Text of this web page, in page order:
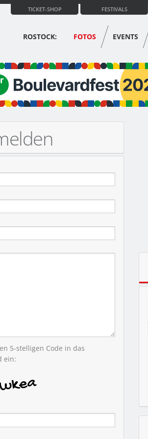
FESTIVALS
TICKET-SHOP
ROSTOCK: FOTOS EVENTS
5-stelligen Code in das
ein: